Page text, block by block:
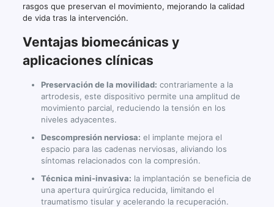
rasgos que preservan el movimiento, mejorando la calidad
de vida tras la intervención.
Ventajas biomecánicas y
aplicaciones clínicas
Preservación de la movilidad: contrariamente a la
artrodesis, este dispositivo permite una amplitud de
movimiento parcial, reduciendo la tensión en los
niveles adyacentes.
Descompresión nerviosa: el implante mejora el
espacio para las cadenas nerviosas, aliviando los
síntomas relacionados con la compresión.
Técnica mini-invasiva: la implantación se beneficia de
una apertura quirúrgica reducida, limitando el
traumatismo tisular y acelerando la recuperación.